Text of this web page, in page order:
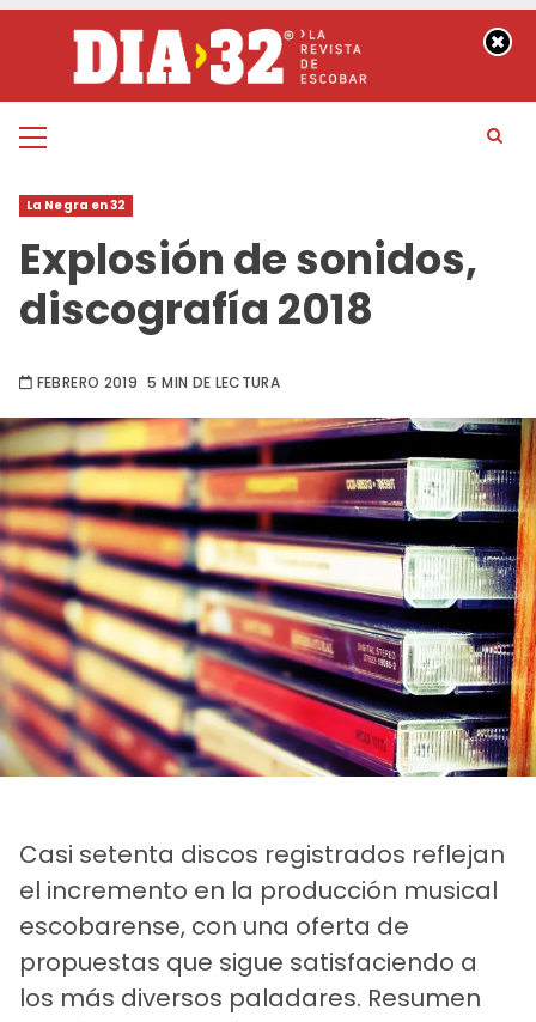
contenido
Menú
La Negra en 32
Explosión de sonidos,
discografía 2018
FEBRERO 2019 5 MIN DE LECTURA
Casi setenta discos registrados reflejan
el incremento en la producción musical
escobarense, con una oferta de
propuestas que sigue satisfaciendo a
los más diversos paladares. Resumen